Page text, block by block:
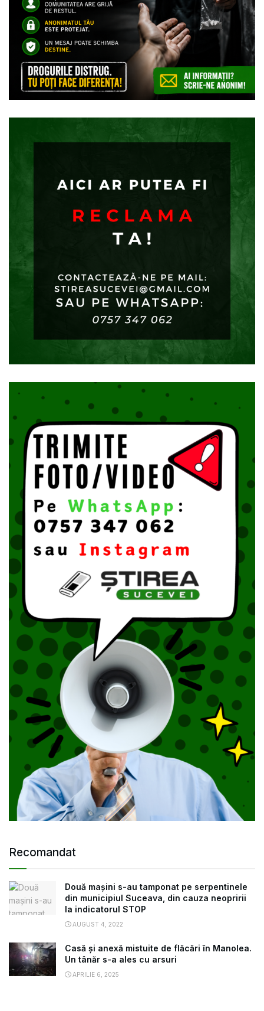
Recomandat
Două mașini s-au tamponat pe serpentinele
din municipiul Suceava, din cauza neopririi
la indicatorul STOP
AUGUST 4, 2022
Casă și anexă mistuite de flăcări în Manolea.
Un tânăr s-a ales cu arsuri
APRILIE 6, 2025